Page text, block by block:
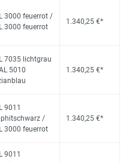
3000 feuerrot /
3000 feuerrot
1.340,25 €*
7035 lichtgrau
5010
1.340,25 €*
9011
/
3000 feuerrot
1.340,25 €*
9011